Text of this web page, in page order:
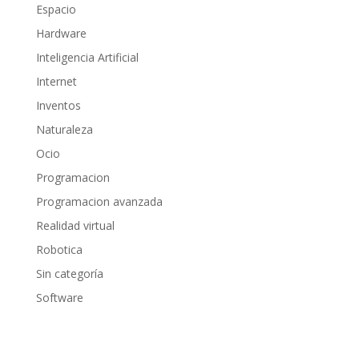
Espacio
Hardware
Inteligencia Artificial
Internet
Inventos
Naturaleza
Ocio
Programacion
Programacion avanzada
Realidad virtual
Robotica
Sin categoría
Software